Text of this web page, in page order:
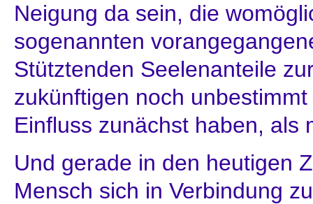
Neigung da sein, die
sogenannten
Stütztenden Seelenanteile
zukünftigen noch
Einfluss zunächst haben, als
Und gerade in den heutigen
Mensch sich in Verbindung